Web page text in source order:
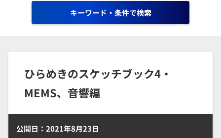
キーワード・条件で検索
ひらめきのスケッチブック4・
MEMS、音響編
公開日：2021年8月23日